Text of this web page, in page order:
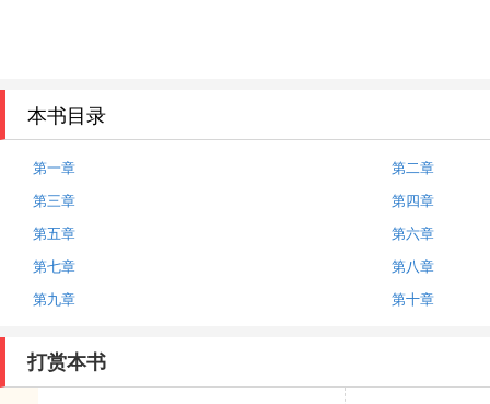
本书目录
第一章
第二章
第三章
第四章
第五章
第六章
第七章
第八章
第九章
第十章
打赏本书